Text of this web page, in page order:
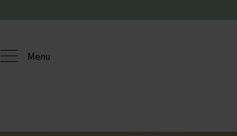
Menu